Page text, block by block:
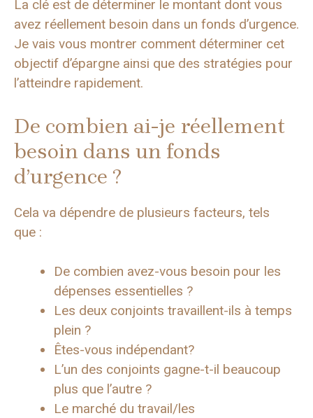
La clé est de déterminer le montant dont vous
avez réellement besoin dans un fonds d’urgence.
Je vais vous montrer comment déterminer cet
objectif d’épargne ainsi que des stratégies pour
l’atteindre rapidement.
De combien ai-je réellement
besoin dans un fonds
d’urgence ?
Cela va dépendre de plusieurs facteurs, tels
que :
De combien avez-vous besoin pour les
dépenses essentielles ?
Les deux conjoints travaillent-ils à temps
plein ?
Êtes-vous indépendant?
L’un des conjoints gagne-t-il beaucoup
plus que l’autre ?
Le marché du travail/les